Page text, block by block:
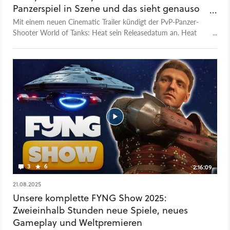
Panzerspiel in Szene und das sieht genauso
aus, wie's klingt
Mit einem neuen Cinematic Trailer kündigt der PvP-Panzer-
Shooter World of Tanks: Heat sein Releasedatum an. Heat
kein Wunder: Die Entwickler haben für das Video nämlich Ilya
Naishuller angeheuert, den Regisseur hinter Actionfilmen wie
Nobody mit Bob Odenkirk oder Hardcore Henry.
3 6
2:16:09
21.08.2025
Unsere komplette FYNG Show 2025:
Zweieinhalb Stunden neue Spiele, neues
Gameplay und Weltpremieren